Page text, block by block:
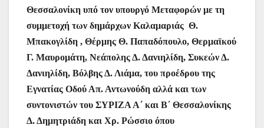
Θεσσαλονίκη υπό τον υπουργό Μεταφορών με τη
συμμετοχή των δημάρχων Καλαμαριάς Θ.
Μπακογλίδη , Θέρμης Θ. Παπαδόπουλο, Θερμαϊκού
Γ. Μαυρομάτη, Νεάπολης Δ. Δανιηλίδη, Συκεών Δ.
Δανιηλίδη, Bόλβης Δ. Λιάμα, του προέδρου της
Εγνατίας Οδού Απ. Αντωνούδη αλλά και των
συντονιστών του ΣΥΡΙΖΑ Α΄ και Β΄ Θεσσαλονίκης
Δ. Δημητριάδη και Χρ. Ρώσσιο όπου